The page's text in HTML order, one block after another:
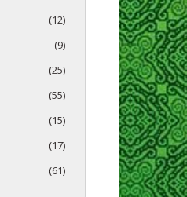
(12)
(9)
(25)
(55)
(15)
(17)
(61)